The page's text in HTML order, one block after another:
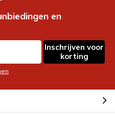
en
Inschrijven voor
korting